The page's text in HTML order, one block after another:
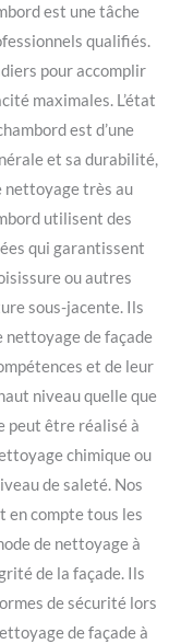
est une tâche
qualifiés.
pour accomplir
maximales. L’état
est d’une
et sa durabilité,
nettoyage très au
utilisent des
qui garantissent
ou autres
sous-jacente. Ils
nettoyage de façade
et de leur
niveau quelle que
peut être réalisé à
chimique ou
de saleté. Nos
en compte tous les
de nettoyage à
de la façade. Ils
de sécurité lors
de façade à